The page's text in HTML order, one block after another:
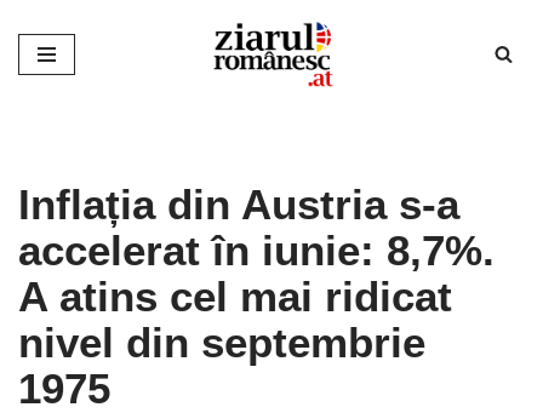
Sari
Inflația din Austria s-a
accelerat în iunie: 8,7%.
A atins cel mai ridicat
nivel din septembrie
1975